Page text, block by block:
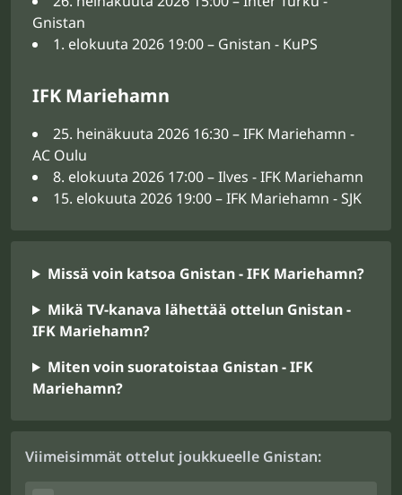
Gnistan
1. elokuuta 2026 19:00 – Gnistan - KuPS
IFK Mariehamn
25. heinäkuuta 2026 16:30 – IFK Mariehamn -
AC Oulu
8. elokuuta 2026 17:00 – Ilves - IFK Mariehamn
15. elokuuta 2026 19:00 – IFK Mariehamn - SJK
Missä voin katsoa Gnistan - IFK Mariehamn?
Mikä TV-kanava lähettää ottelun Gnistan -
IFK Mariehamn?
Miten voin suoratoistaa Gnistan - IFK
Mariehamn?
Viimeisimmät ottelut joukkueelle Gnistan: